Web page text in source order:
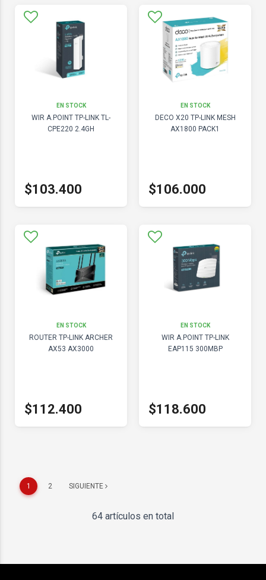
EN STOCK
WIR A.POINT TP-LINK TL-
CPE220 2.4GH
$103.400
EN STOCK
DECO X20 TP-LINK MESH
AX1800 PACK1
$106.000
EN STOCK
ROUTER TP-LINK ARCHER
AX53 AX3000
$112.400
EN STOCK
WIR A.POINT TP-LINK
EAP115 300MBP
$118.600
1 2 SIGUIENTE
64 artículos en total